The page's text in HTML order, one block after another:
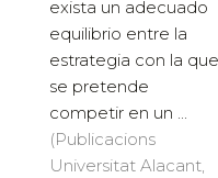
exista un adecuado
equilibrio entre la
estrategia con la que
se pretende
competir en un ...
(Publicacions
Universitat Alacant,